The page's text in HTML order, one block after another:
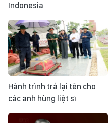
Indonesia
Hành trình trả lại tên cho
các anh hùng liệt sĩ